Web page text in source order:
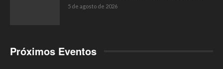
5 de agosto de 2026
Próximos Eventos